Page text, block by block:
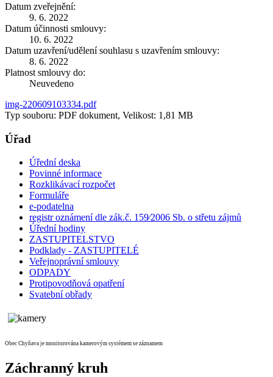
Datum zveřejnění:
9. 6. 2022
Datum účinnosti smlouvy:
10. 6. 2022
Datum uzavření/udělení souhlasu s uzavřením smlouvy:
8. 6. 2022
Platnost smlouvy do:
Neuvedeno
img-220609103334.pdf
Typ souboru: PDF dokument, Velikost: 1,81 MB
Úřad
Úřední deska
Povinné informace
Rozklikávací rozpočet
Formuláře
e-podatelna
registr oznámení dle zák.č. 159⁄2006 Sb. o střetu zájmů
Úřední hodiny
ZASTUPITELSTVO
Podklady - ZASTUPITELÉ
Veřejnoprávní smlouvy
ODPADY
Protipovodňová opatření
Svatební obřady
Obec Chyňava je monitorována kamerovým systémem se záznamem
Záchranný kruh